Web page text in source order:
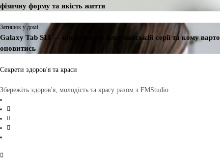
фізичну форму та якість життя
Затишок у домі
Galaxy Tab S11 — що нового у флагманській серії та кому варто
оновитись
Секрети здоров'я та краси
Збережіть здоров'я, молодість та красу разом з FMStudio